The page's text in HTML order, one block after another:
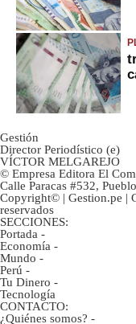
Gestión
Director Periodístico (e)
VÍCTOR MELGAREJO
© Empresa Editora El
Calle Paracas #532,
Copyright© | Gestion.pe |
reservados
SECCIONES:
Portada -
Economía -
Mundo -
Perú -
Tu Dinero -
Tecnología
CONTACTO:
¿Quiénes somos? -